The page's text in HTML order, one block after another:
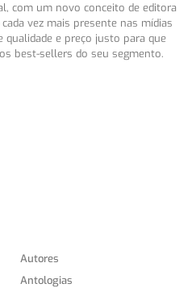
com um novo conceito de editora
vez mais presente nas mídias
qualidade e preço justo para que
best-sellers do seu segmento.
Autores
Antologias